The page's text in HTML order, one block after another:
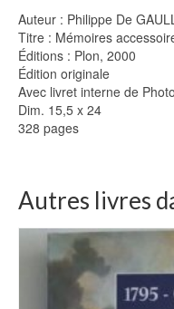
Auteur : Philippe De
Titre : Mémoires
Éditions : Plon, 2000
Édition originale
Avec livret interne de
Dim. 15,5 x 24
328 pages
Autres livres